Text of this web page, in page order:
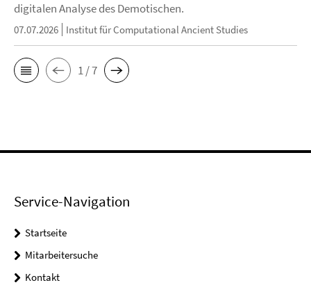
digitalen Analyse des Demotischen.
07.07.2026 Institut für Computational Ancient Studies
1 / 7
Service-Navigation
Startseite
Mitarbeitersuche
Kontakt